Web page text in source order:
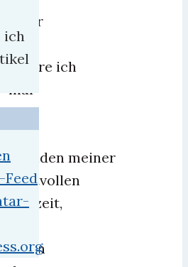
Aber
egal,
opfere ich
mal
ein
paar
Stunden meiner
wertvollen
Freizeit,
einen
ich